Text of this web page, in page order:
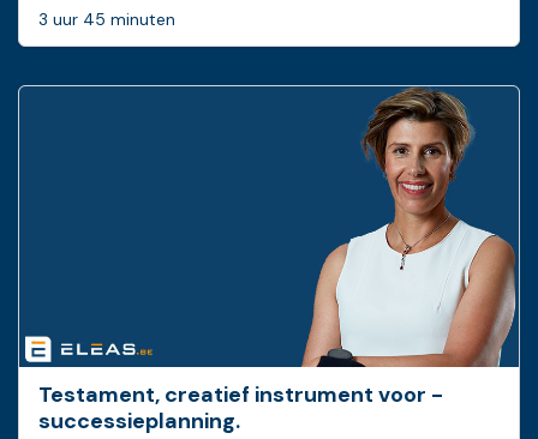
3 uur 45 minuten
Testament, creatief ­instrument voor ­
successieplanning.